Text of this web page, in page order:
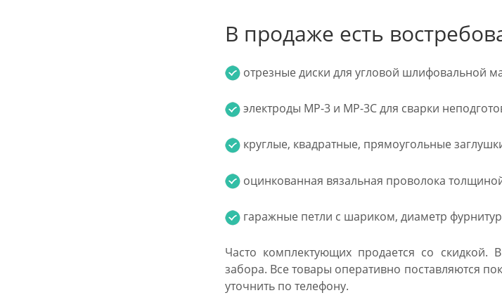
В продаже есть
отрезные диски для угловой шлифовальной
электроды МР-3 и МР-3С для сварки
круглые, квадратные, прямоугольные
оцинкованная вязальная проволока
гаражные петли с шариком, диаметр
Часто комплектующих продается со скидкой.
забора. Все товары оперативно поставляются
уточнить по телефону.